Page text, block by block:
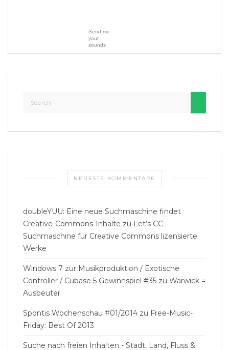
Send me
your
sounds
NEUESTE KOMMENTARE
doubleYUU: Eine neue Suchmaschine findet
Creative-Commons-Inhalte zu Let’s CC –
Suchmaschine für Creative Commons lizensierte
Werke
Windows 7 zur Musikproduktion / Exotische
Controller / Cubase 5 Gewinnspiel #35 zu Warwick =
Ausbeuter
Spontis Wochenschau #01/2014 zu Free-Music-
Friday: Best Of 2013
Suche nach freien Inhalten - Stadt, Land, Fluss &